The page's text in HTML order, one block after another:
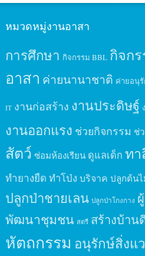
หมวดหมู่งานอาสา
การศึกษา กิจกรรม BBL กิจก
อาสา ค่ายนานาชาติ ค่ายอนุ
IT งานก่อสร้าง งานประดิษฐ์
งานออกแรง ช่วยกิจกรรม ช่
สัตว์ ซ่อมห้องเรียน ดูแลเด็ก ทา
ทำยางยืด ทำโป่ง บริจาค ปลูกต้น
ปลูกป่าชายเลน ปลูกป่าโกงกาง
พัฒนาชุมชน สตรี สร้างบ้าน
หัตถกรรม อนุรักษ์สิ่งแ